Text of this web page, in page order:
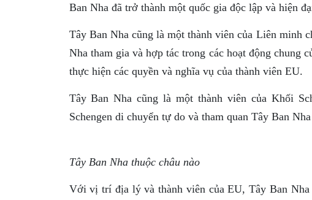
Ban Nha đã trở thành một quốc gia độc lập và hiện
Tây Ban Nha cũng là một thành viên của Liên minh
Nha tham gia và hợp tác trong các hoạt động chung
thực hiện các quyền và nghĩa vụ của thành viên EU.
Tây Ban Nha cũng là một thành viên của Khối
Schengen di chuyển tự do và tham quan Tây Ban
Tây Ban Nha thuộc châu nào
Với vị trí địa lý và thành viên của EU, Tây Ban